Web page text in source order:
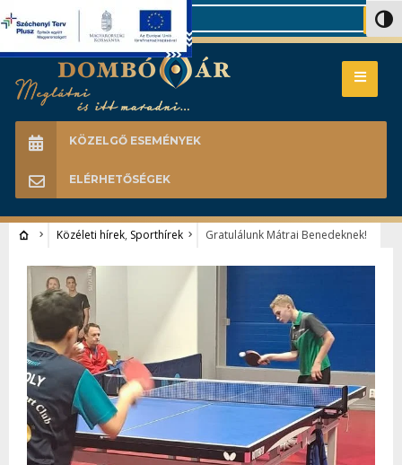
Search
KÖZELGŐ ESEMÉNYEK
ELÉRHETŐSÉGEK
Közéleti hírek, Sporthírek Gratulálunk Mátrai Benedeknek!